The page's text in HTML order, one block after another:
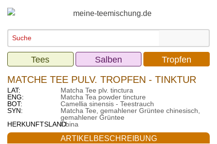
Tees Salben Tropfen
MATCHE TEE PULV. TROPFEN - TINKTUR
LAT:
Matcha Tee plv. tinctura
ENG:
Matcha Tea powder tincture
BOT:
Camellia sinensis - Teestrauch
SYN:
Matcha Tee, gemahlener Grüntee chinesisch,
gemahlener Grüntee
HERKUNFTSLAND:China
ARTIKELBESCHREIBUNG